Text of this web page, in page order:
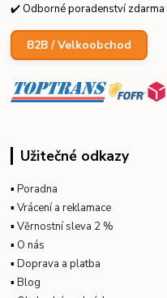
✔️ Odborné poradenství zdarma
B2B / Velkoobchod
Užitečné odkazy
▪Poradna
▪Vrácení a reklamace
▪Věrnostní sleva 2 %
▪ O nás
▪Doprava a platba
▪Blog